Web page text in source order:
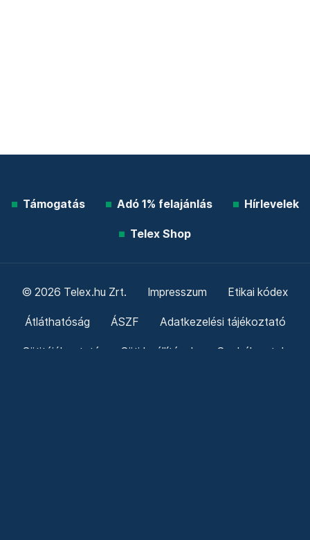
Támogatás Adó 1% felajánlás Hírlevelek
Telex Shop
© 2026 Telex.hu Zrt. Impresszum Etikai kódex
Átláthatóság ÁSZF Adatkezelési tájékoztató
Sütitájékoztató Süti beállítások Szabályzatok